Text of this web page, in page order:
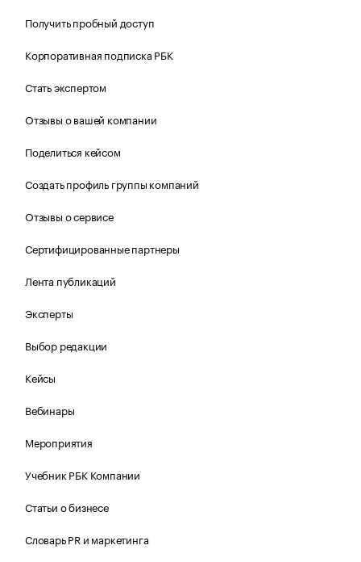
Получить пробный доступ
Корпоративная подписка РБК
Стать экспертом
Отзывы о вашей компании
Поделиться кейсом
Создать профиль группы компаний
Отзывы о сервисе
Сертифицированные партнеры
Лента публикаций
Эксперты
Выбор редакции
Кейсы
Вебинары
Мероприятия
Учебник РБК Компании
Статьи о бизнесе
Словарь PR и маркетинга